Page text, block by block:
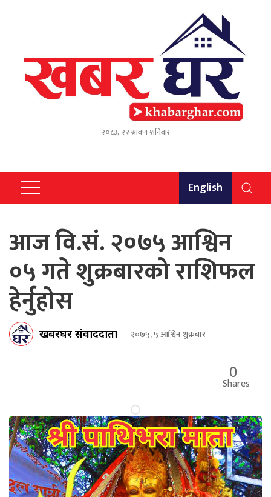
२०८३, २२ श्रावण शनिबार
English
आज वि.सं. २०७५ आश्विन
०५ गते शुक्रबारको राशिफल
हेर्नुहोस
खबरघर संवाददाता २०७५, ५ आश्विन शुक्रबार
0
Shares